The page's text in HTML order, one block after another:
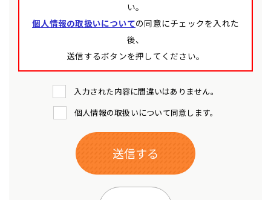
い。
個人情報の取扱いについての同意にチェックを入れた
後、
送信するボタンを押してください。
入力された内容に間違いはありません。
個人情報の取扱いについて同意します。